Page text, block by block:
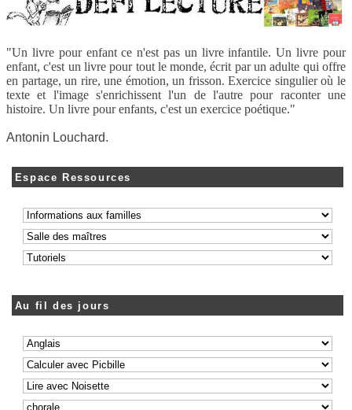
"Un livre pour enfant ce n'est pas un livre infantile. Un livre pour
enfant, c'est un livre pour tout le monde, écrit par un adulte qui offre
en partage, un rire, une émotion, un frisson. Exercice singulier où le
texte et l'image s'enrichissent l'un de l'autre pour raconter une
histoire. Un livre pour enfants, c'est un exercice poétique."
Antonin Louchard.
Espace Ressources
Au fil des jours